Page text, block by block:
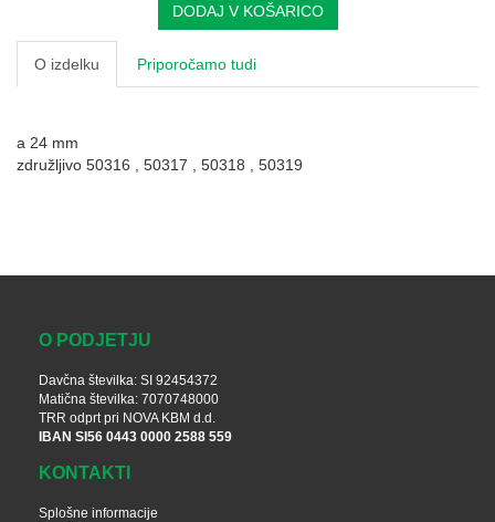
DODAJ V KOŠARICO
O izdelku Priporočamo tudi
a 24 mm
združljivo 50316 , 50317 , 50318 , 50319
O PODJETJU
Davčna številka: SI 92454372
Matična številka: 7070748000
TRR odprt pri NOVA KBM d.d.
IBAN SI56 0443 0000 2588 559
KONTAKTI
Splošne informacije